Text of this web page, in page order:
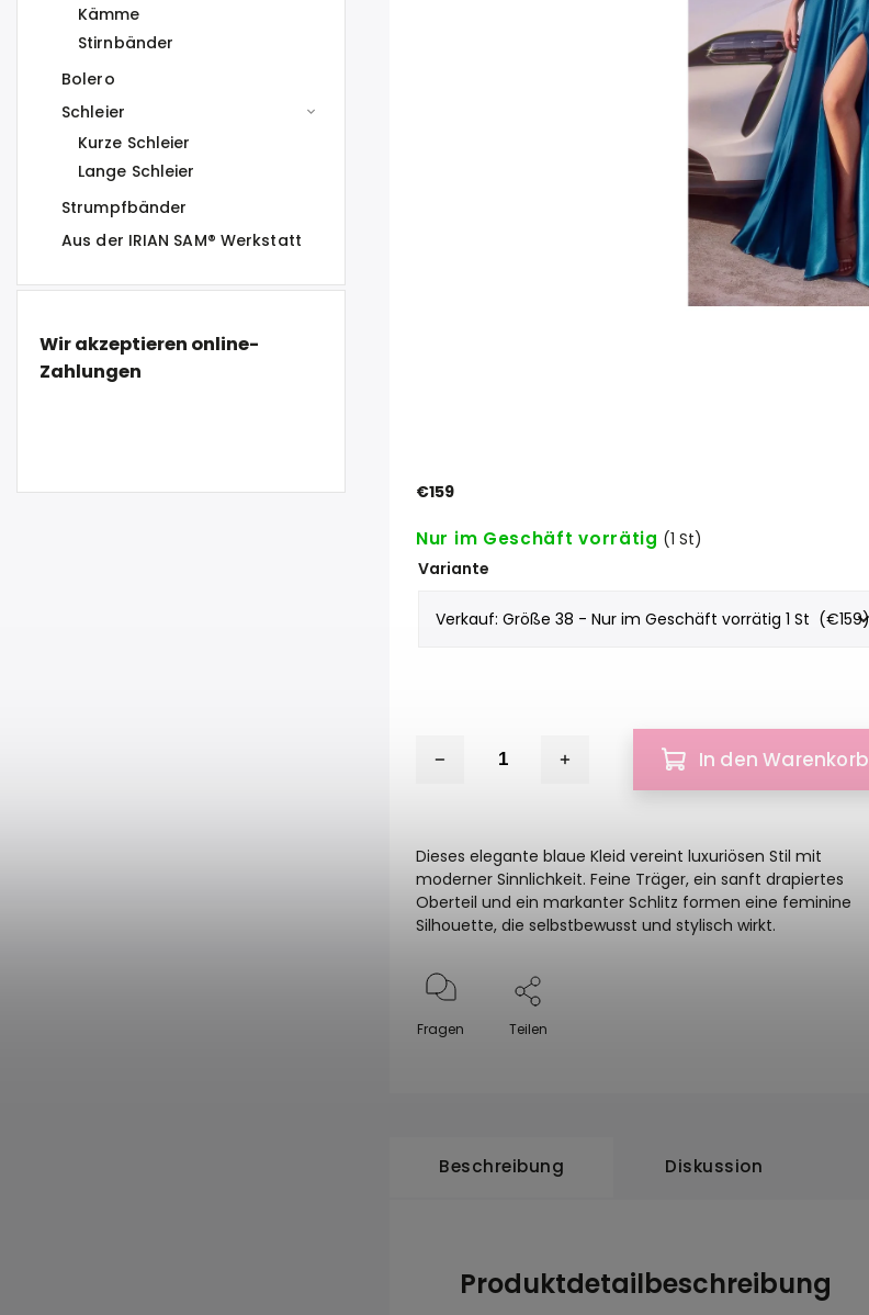
Kämme
Stirnbänder
Bolero
Schleier
Kurze Schleier
Lange Schleier
Strumpfbänder
Aus der IRIAN SAM® Werkstatt
Wir akzeptieren online-
Zahlungen
€159
Nur im Geschäft vorrätig (1 St)
Variante
In den Warenkorb
Dieses elegante blaue Kleid vereint luxuriösen Stil mit
moderner Sinnlichkeit. Feine Träger, ein sanft drapiertes
Oberteil und ein markanter Schlitz formen eine feminine
Silhouette, die selbstbewusst und stylisch wirkt.
Fragen Teilen
Beschreibung Diskussion
Produktdetailbeschreibung